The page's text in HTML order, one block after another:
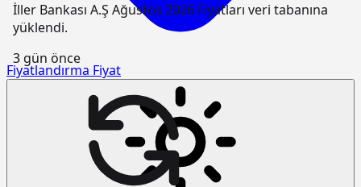
Fiyatlandırma Fiyat
İller Bankası A.Ş Ağustos 2026 Fiyatları veri tabanına
yüklendi.
3 gün önce